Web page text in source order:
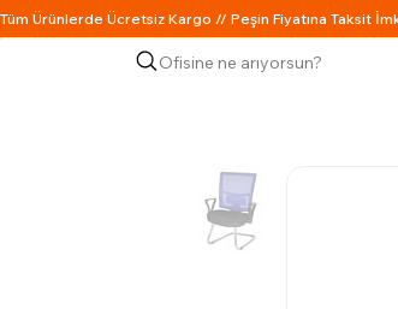
Ofisine ne arıyorsun?